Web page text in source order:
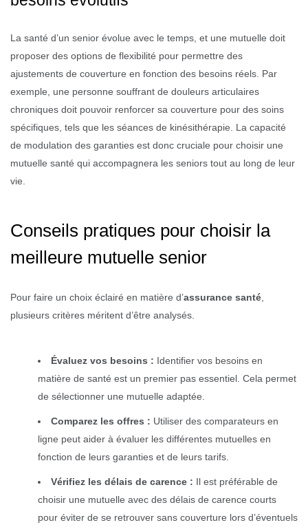
La santé d’un senior évolue avec le temps, et une mutuelle doit
proposer des options de flexibilité pour permettre des
ajustements de couverture en fonction des besoins réels. Par
exemple, une personne souffrant de douleurs articulaires
chroniques doit pouvoir renforcer sa couverture pour des soins
spécifiques, tels que les séances de kinésithérapie. La capacité
de modulation des garanties est donc cruciale pour choisir une
mutuelle santé qui accompagnera les seniors tout au long de leur
vie.
Conseils pratiques pour choisir la
meilleure mutuelle senior
Pour faire un choix éclairé en matière d’assurance santé
plusieurs critères méritent d’être analysés.
Évaluez vos besoins : Identifier vos besoins en
matière de santé est un premier pas essentiel. Cela permet
de sélectionner une mutuelle adaptée.
Comparez les offres : Utiliser des comparateurs en
ligne peut aider à évaluer les différentes mutuelles en
fonction de leurs garanties et de leurs tarifs.
Vérifiez les délais de carence : Il est préférable de
choisir une mutuelle avec des délais de carence courts
pour éviter de se retrouver sans couverture lors d’éventuels